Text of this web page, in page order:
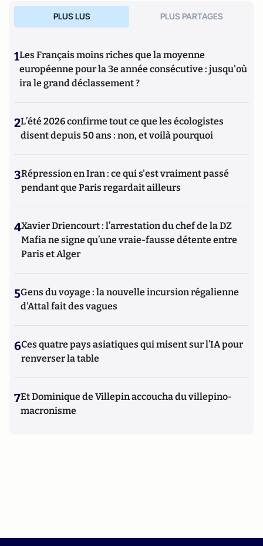
PLUS LUS PLUS PARTAGES
1Les Français moins riches que la moyenne
européenne pour la 3e année consécutive : jusqu'où
ira le grand déclassement ?
2L’été 2026 confirme tout ce que les écologistes
disent depuis 50 ans : non, et voilà pourquoi
3Répression en Iran : ce qui s'est vraiment passé
pendant que Paris regardait ailleurs
4Xavier Driencourt : l’arrestation du chef de la DZ
Mafia ne signe qu’une vraie-fausse détente entre
Paris et Alger
5Gens du voyage : la nouvelle incursion régalienne
d'Attal fait des vagues
6Ces quatre pays asiatiques qui misent sur l’IA pour
renverser la table
7Et Dominique de Villepin accoucha du villepino-
macronisme